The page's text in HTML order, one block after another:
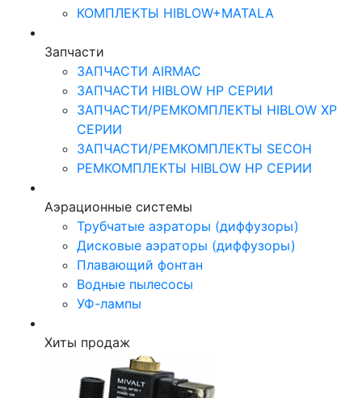
КОМПЛЕКТЫ HIBLOW+MATALA
Запчасти
ЗАПЧАСТИ AIRMAC
ЗАПЧАСТИ HIBLOW HP СЕРИИ
ЗАПЧАСТИ/РЕМКОМПЛЕКТЫ HIBLOW XP
СЕРИИ
ЗАПЧАСТИ/РЕМКОМПЛЕКТЫ SECOH
РЕМКОМПЛЕКТЫ HIBLOW HP СЕРИИ
Аэрационные системы
Трубчатые аэраторы (диффузоры)
Дисковые аэраторы (диффузоры)
Плавающий фонтан
Водные пылесосы
УФ-лампы
Хиты продаж